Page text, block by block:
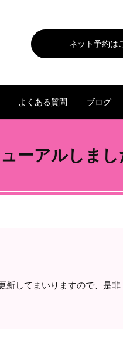
ネット予約は
よくある質問 ブログ
ーアルしまし
新してまいりますので、是非